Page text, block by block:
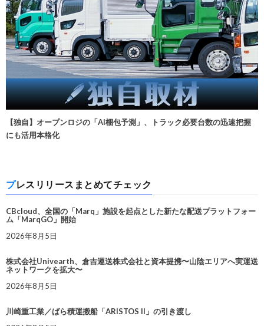
【独自】オープンロジの「AI梱包予測」、トラック必要台数の迅速把握
にも活用本格化
プレスリリースまとめてチェック
CBcloud、全国の「Marq」施設を起点とした新たな配送プラットフォー
ム「MarqGO」開始
2026年8月5日
株式会社Univearth、倉吉運送株式会社と資本提携〜山陰エリアへ実運送
ネットワークを拡大〜
2026年8月5日
川崎重工業／ばら積運搬船「ARISTOS II」の引き渡し